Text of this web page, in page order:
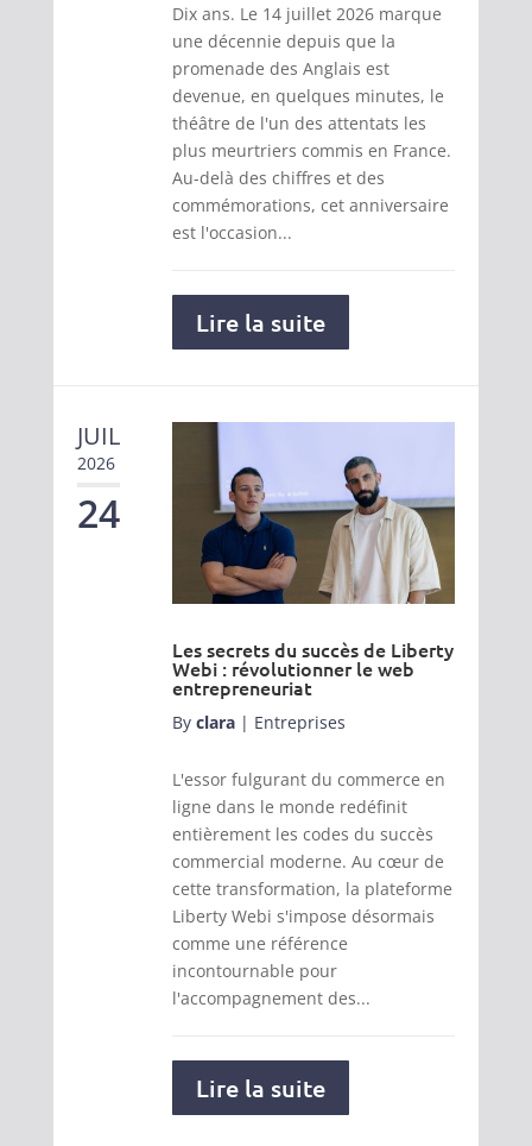
Dix ans. Le 14 juillet 2026 marque
une décennie depuis que la
promenade des Anglais est
devenue, en quelques minutes, le
théâtre de l'un des attentats les
plus meurtriers commis en France.
Au-delà des chiffres et des
commémorations, cet anniversaire
est l'occasion...
Lire la suite
JUIL
2026
24
Les secrets du succès de Liberty
Webi : révolutionner le web
entrepreneuriat
By clara| Entreprises
L'essor fulgurant du commerce en
ligne dans le monde redéfinit
entièrement les codes du succès
commercial moderne. Au cœur de
cette transformation, la plateforme
Liberty Webi s'impose désormais
comme une référence
incontournable pour
l'accompagnement des...
Lire la suite